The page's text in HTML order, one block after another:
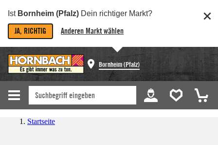
Ist Bornheim (Pfalz) Dein richtiger Markt?
JA, RICHTIG Anderen Markt wählen
Bornheim (Pfalz)
Startseite